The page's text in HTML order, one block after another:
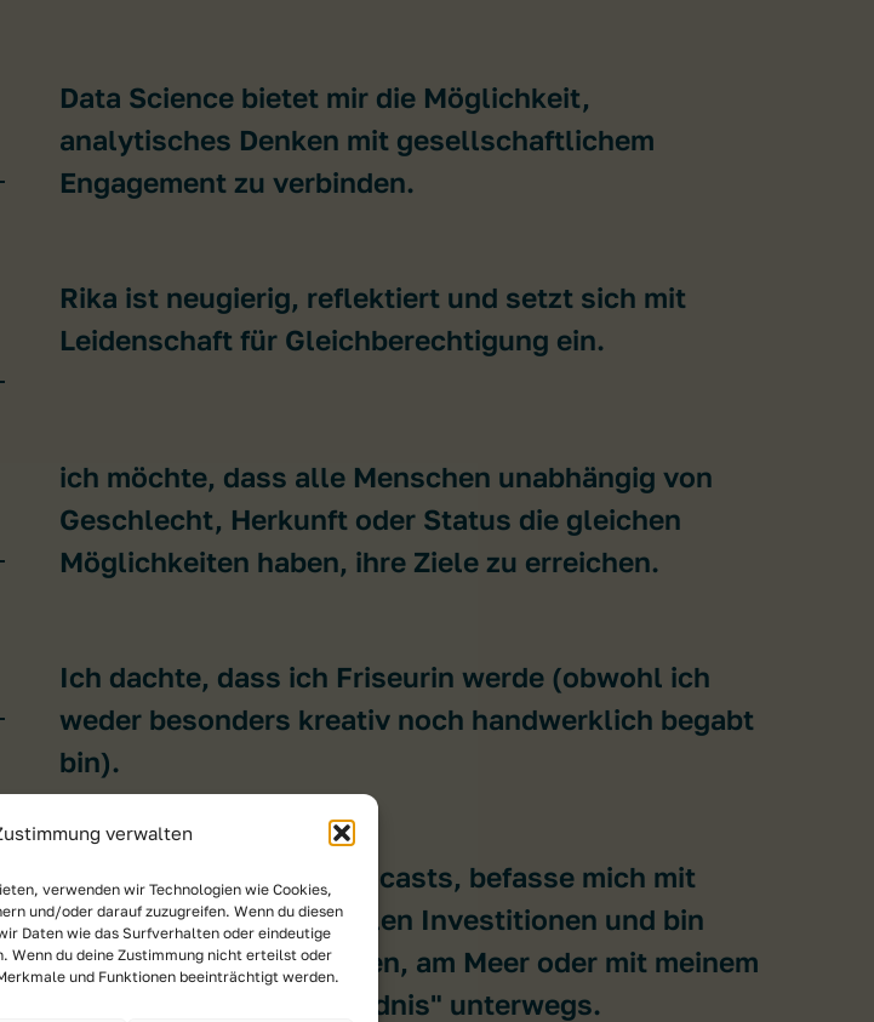
verwalten
verwenden wir Technologien wie Cookies,
und/oder darauf zuzugreifen. Wenn du diesen
Daten wie das Surfverhalten oder eindeutige
Wenn du deine Zustimmung nicht erteilst oder
und Funktionen beeinträchtigt werden.
Data Science bietet mir die Möglichkeit,
analytisches Denken mit gesellschaftlichem
Engagement zu verbinden.
Rika ist neugierig, reflektiert und setzt sich mit
Leidenschaft für Gleichberechtigung ein.
ich möchte, dass alle Menschen unabhängig von
Geschlecht, Herkunft oder Status die gleichen
Möglichkeiten haben, ihre Ziele zu erreichen.
Ich dachte, dass ich Friseurin werde (obwohl ich
weder besonders kreativ noch handwerklich begabt
bin).
Ich höre sehr gerne Podcasts, befasse mich mit
nachhaltigen und sozialen Investitionen und bin
auch gerne in den Bergen, am Meer oder mit meinem
Campingbus in der "Wildnis" unterwegs.